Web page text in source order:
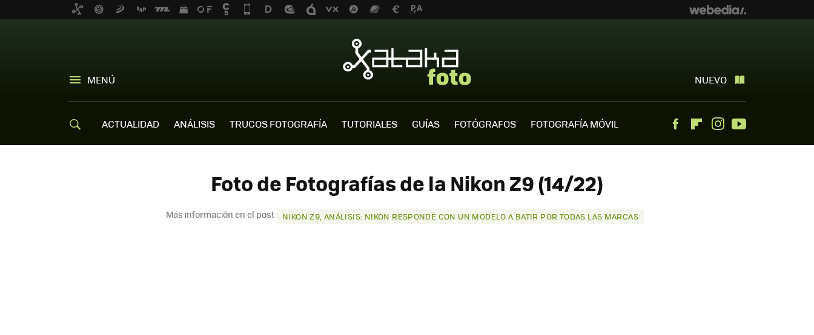
MENÚ NUEVO
ACTUALIDAD ANÁLISIS TRUCOS FOTOGRAFÍA TUTORIALES GUÍAS FOTÓGRAFOS FOTOGRAFÍA MÓVIL FacebookFlipboardInstagram
Foto de Fotografías de la Nikon Z9 (14/22)
Más información en el post NIKON Z9, ANÁLISIS: NIKON RESPONDE CON UN MODELO A BATIR POR TODAS LAS MARCAS